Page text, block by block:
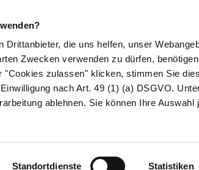
Drittanbieter, die uns helfen, unser
Zwecken verwenden zu dürfen,
"Cookies zulassen" klicken, stimmen Sie
nach Art. 49 (1) (a) DSGVO.
ablehnen. Sie können Ihre Auswahl
Standortdienste Statistiken
Naturheilkunde Eltern